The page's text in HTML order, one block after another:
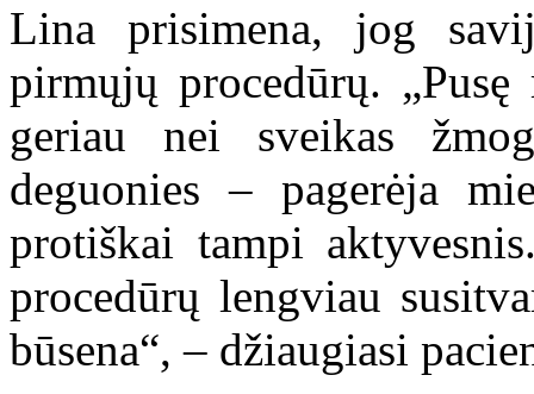
Lina prisimena, jog
pirmųjų procedūrų.
geriau nei sveikas
deguonies – pagerėja
protiškai tampi
procedūrų lengviau
būsena“, – džiaugiasi